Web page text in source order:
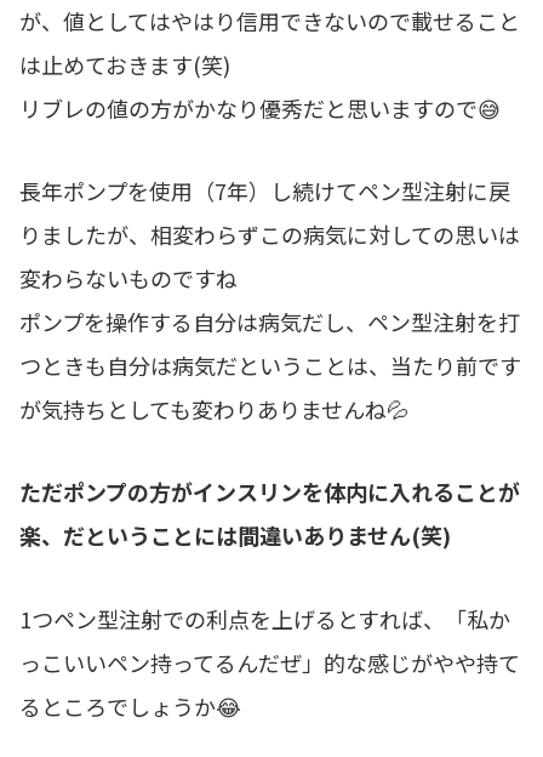
が、値としてはやはり信用できないので載せること
は止めておきます(笑)
リブレの値の方がかなり優秀だと思いますので😅
長年ポンプを使用（7年）し続けてペン型注射に戻
りましたが、相変わらずこの病気に対しての思いは
変わらないものですね
ポンプを操作する自分は病気だし、ペン型注射を打
つときも自分は病気だということは、当たり前です
が気持ちとしても変わりありませんね💦
ただポンプの方がインスリンを体内に入れることが
楽、だということには間違いありません(笑)
1つペン型注射での利点を上げるとすれば、「私か
っこいいペン持ってるんだぜ」的な感じがやや持て
るところでしょうか😂